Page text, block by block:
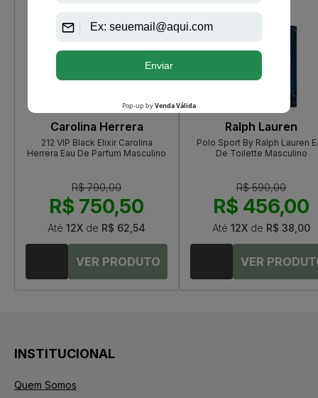
Carolina Herrera
212 VIP Black Elixir Carolina
Herrera Eau De Parfum Masculino
R$ 790,00
R$ 750,50
Até 12X de R$ 62,54
Ralph Lauren
Polo Sport By Ralph Lauren
De Toilette Masculino
R$ 590,00
R$ 456,00
Até 12X de R$ 38,00
INSTITUCIONAL
Quem Somos